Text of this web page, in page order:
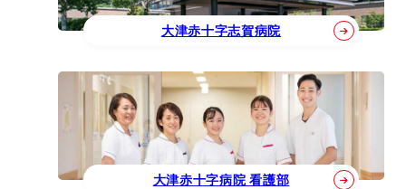
大津赤十字志賀病院
大津赤十字病院 看護部